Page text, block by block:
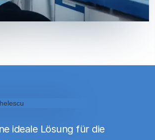
ideale Lösung für die